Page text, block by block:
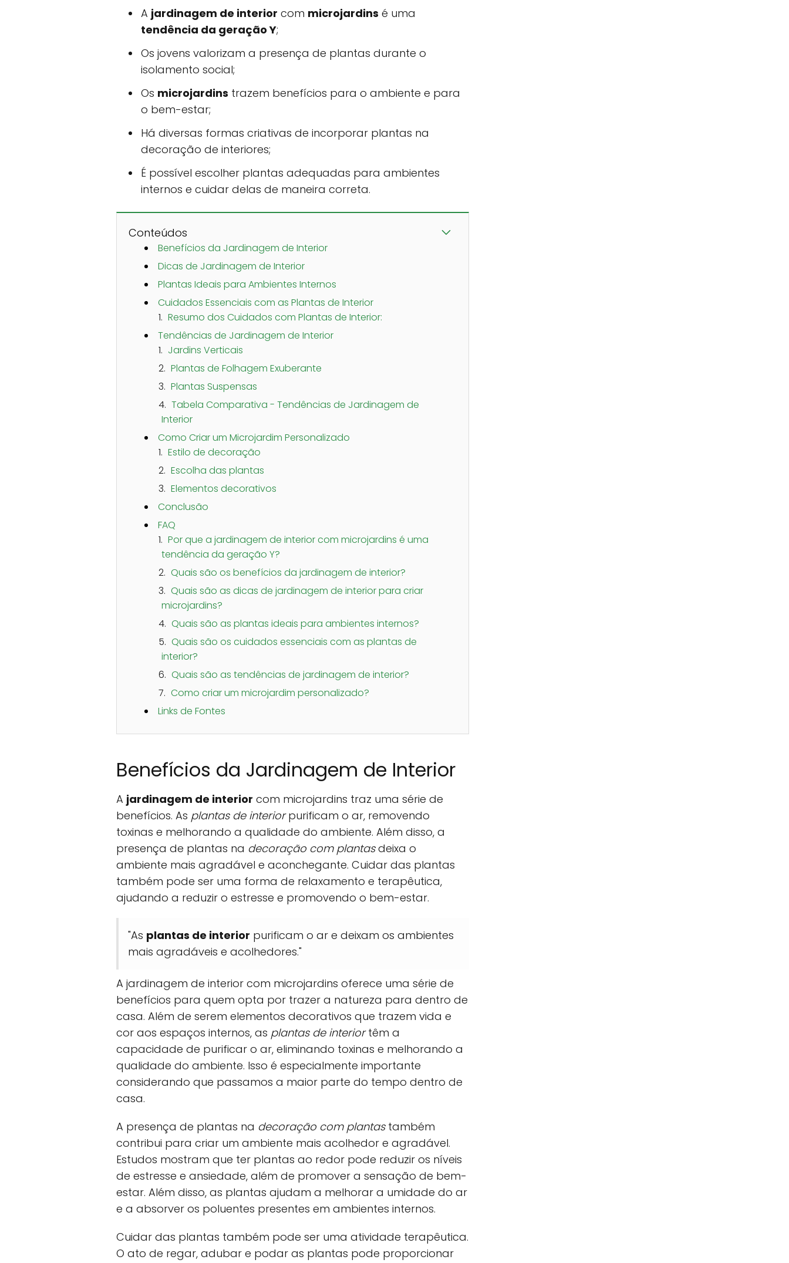
A jardinagem de interior com microjardins é uma
tendência da geração Y;
Os jovens valorizam a presença de plantas durante o
isolamento social;
Os microjardins trazem benefícios para o ambiente e para
o bem-estar;
Há diversas formas criativas de incorporar plantas na
decoração de interiores;
É possível escolher plantas adequadas para ambientes
internos e cuidar delas de maneira correta.
Conteúdos
Benefícios da Jardinagem de Interior
Dicas de Jardinagem de Interior
Plantas Ideais para Ambientes Internos
Cuidados Essenciais com as Plantas de Interior
Resumo dos Cuidados com Plantas de Interior:
Tendências de Jardinagem de Interior
Jardins Verticais
Plantas de Folhagem Exuberante
Plantas Suspensas
Tabela Comparativa - Tendências de Jardinagem de
Interior
Como Criar um Microjardim Personalizado
Estilo de decoração
Escolha das plantas
Elementos decorativos
Conclusão
FAQ
Por que a jardinagem de interior com microjardins é uma
tendência da geração Y?
Quais são os benefícios da jardinagem de interior?
Quais são as dicas de jardinagem de interior para criar
microjardins?
Quais são as plantas ideais para ambientes internos?
Quais são os cuidados essenciais com as plantas de
interior?
Quais são as tendências de jardinagem de interior?
Como criar um microjardim personalizado?
Links de Fontes
Benefícios da Jardinagem de Interior
A jardinagem de interior com microjardins traz uma série de
benefícios. As plantas de interiorpurificam o ar, removendo
toxinas e melhorando a qualidade do ambiente. Além disso, a
presença de plantas na decoração com plantasdeixa o
ambiente mais agradável e aconchegante. Cuidar das plantas
também pode ser uma forma de relaxamento e terapêutica,
ajudando a reduzir o estresse e promovendo o bem-estar.
"As plantas de interior purificam o ar e deixam os ambientes
mais agradáveis e acolhedores."
A jardinagem de interior com microjardins oferece uma série de
benefícios para quem opta por trazer a natureza para dentro de
casa. Além de serem elementos decorativos que trazem vida e
cor aos espaços internos, as plantas de interiortêm a
capacidade de purificar o ar, eliminando toxinas e melhorando a
qualidade do ambiente. Isso é especialmente importante
considerando que passamos a maior parte do tempo dentro de
casa.
A presença de plantas na decoração com plantastambém
contribui para criar um ambiente mais acolhedor e agradável.
Estudos mostram que ter plantas ao redor pode reduzir os níveis
de estresse e ansiedade, além de promover a sensação de bem-
estar. Além disso, as plantas ajudam a melhorar a umidade do ar
e a absorver os poluentes presentes em ambientes internos.
Cuidar das plantas também pode ser uma atividade terapêutica.
O ato de regar, adubar e podar as plantas pode proporcionar